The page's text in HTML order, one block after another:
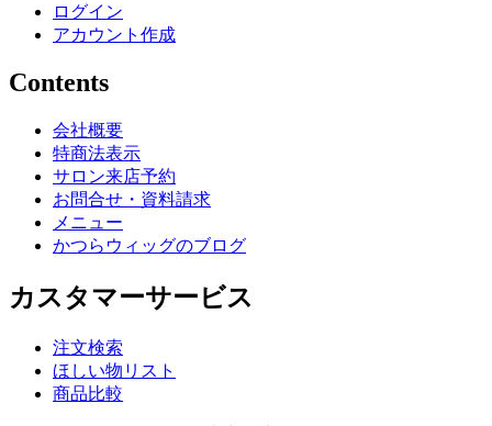
ログイン
アカウント作成
Contents
会社概要
特商法表示
サロン来店予約
お問合せ・資料請求
メニュー
かつらウィッグのブログ
カスタマーサービス
注文検索
ほしい物リスト
商品比較